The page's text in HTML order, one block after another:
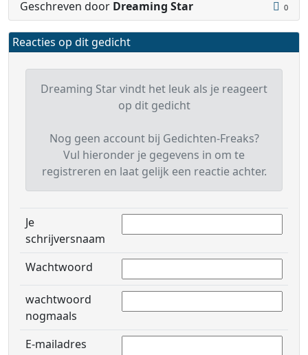
Geschreven door Dreaming Star 0
Reacties op dit gedicht
Dreaming Star vindt het leuk als je reageert
op dit gedicht
Nog geen account bij Gedichten-Freaks?
Vul hieronder je gegevens in om te
registreren en laat gelijk een reactie achter.
Je
schrijversnaam
Wachtwoord
wachtwoord
nogmaals
E-mailadres